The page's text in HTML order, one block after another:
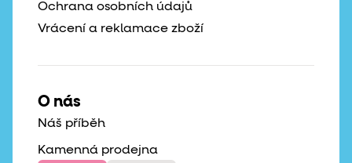
Ochrana osobních údajů
Vrácení a reklamace zboží
O nás
Náš příběh
Kamenná prodejna